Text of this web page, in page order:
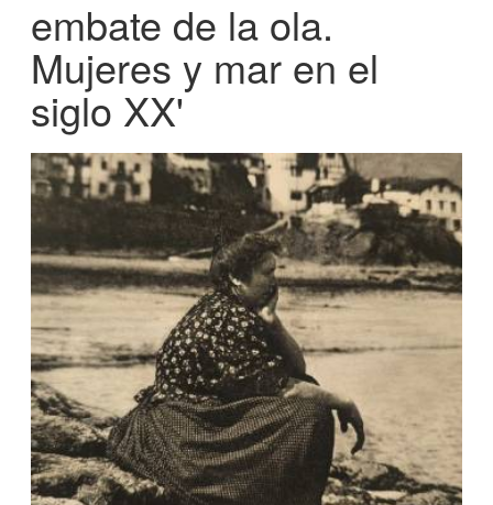
embate de la ola.
Mujeres y mar en el
siglo XX'